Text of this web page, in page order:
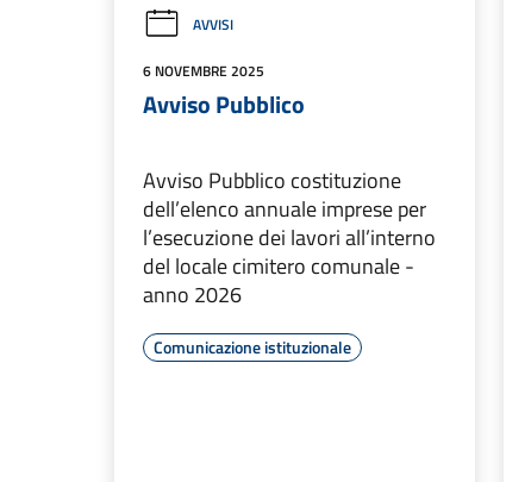
AVVISI
6 NOVEMBRE 2025
Avviso Pubblico
Avviso Pubblico costituzione
dell’elenco annuale imprese per
l’esecuzione dei lavori all’interno
del locale cimitero comunale -
anno 2026
Comunicazione istituzionale